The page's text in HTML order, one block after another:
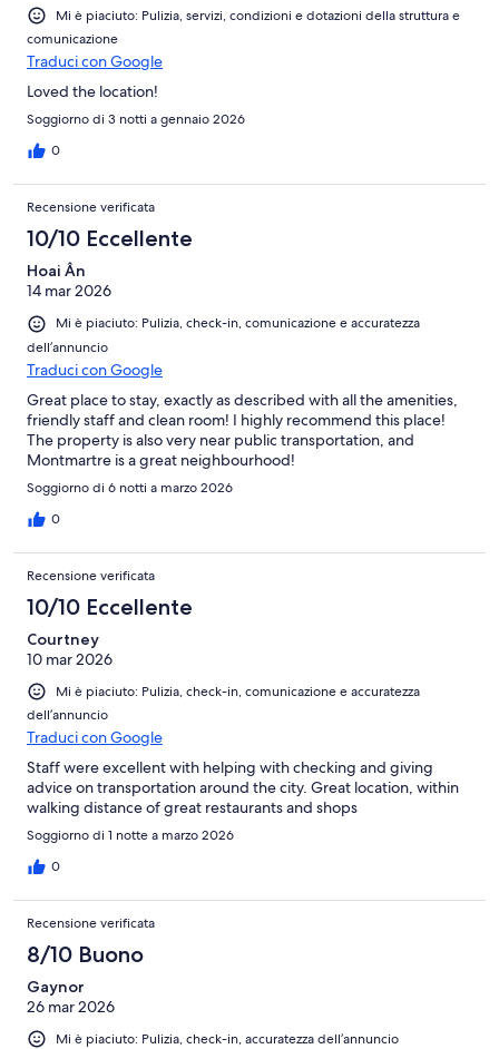
Mi è piaciuto: Pulizia, servizi, condizioni e dotazioni della struttura e
comunicazione
Traduci con Google
Loved the location!
Soggiorno di 3 notti a gennaio 2026
0
Recensione verificata
10/10 Eccellente
Hoai Ân
14 mar 2026
Mi è piaciuto: Pulizia, check-in, comunicazione e accuratezza
dell’annuncio
Traduci con Google
Great place to stay, exactly as described with all the amenities,
friendly staff and clean room! I highly recommend this place!
The property is also very near public transportation, and
Montmartre is a great neighbourhood!
Soggiorno di 6 notti a marzo 2026
0
Recensione verificata
10/10 Eccellente
Courtney
10 mar 2026
Mi è piaciuto: Pulizia, check-in, comunicazione e accuratezza
dell’annuncio
Traduci con Google
Staff were excellent with helping with checking and giving
advice on transportation around the city. Great location, within
walking distance of great restaurants and shops
Soggiorno di 1 notte a marzo 2026
0
Recensione verificata
8/10 Buono
Gaynor
26 mar 2026
Mi è piaciuto: Pulizia, check-in, accuratezza dell’annuncio